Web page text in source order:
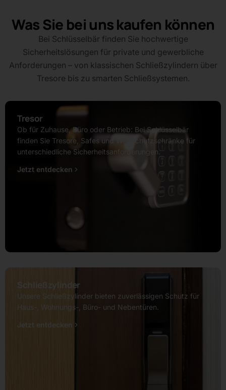
Was Sie bei uns kaufen können
Bei Schlüsselbär finden Sie hochwertige
Sicherheitslösungen für private und gewerbliche
Anforderungen – von klassischen Schließzylindern über
Tresore bis zu smarten Schließsystemen.
Tresor
Ob für Zuhause, Büro oder Betrieb: Bei Schlüsselbär
finden Sie Tresore, Safes und Wertschutzschränke für
unterschiedliche Sicherheitsanforderungen.
Jetzt entdecken
Schließzylinder
Unsere Schließzylinder bieten zuverlässigen Schutz für
Haus-, Wohnungs-, Büro- und Nebentüren.
Jetzt entdecken